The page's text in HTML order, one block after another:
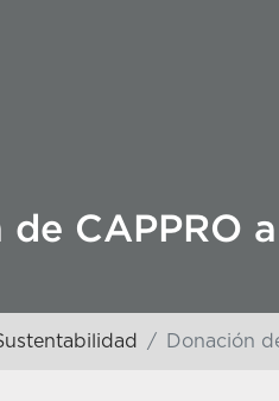
CAPPRO
Donación